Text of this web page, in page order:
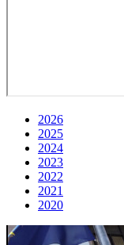
2026
2025
2024
2023
2022
2021
2020